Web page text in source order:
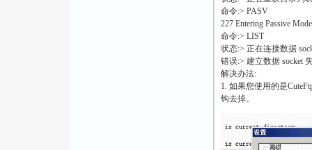
命令:> PASV
227 Entering Passive
命令:> LIST
状态:> 正在连接数据
错误:> 建立数据 socket
解决办法:
1. 如果您使用的是
钩去掉。